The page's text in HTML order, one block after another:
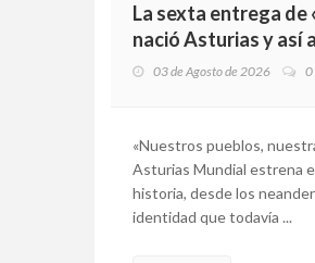
La sexta entrega de
nació Asturias y así
03 de Agosto de 2026 0
«Nuestros pueblos,
Asturias Mundial estrena
historia, desde los
identidad que todavía ...